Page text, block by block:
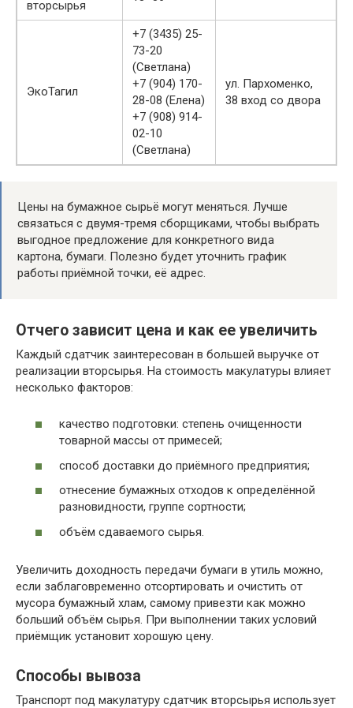
вторсырья
ЭкоТагил
+7 (3435) 25-
73-20
(Светлана)
+7 (904) 170-
28-08 (Елена)
+7 (908) 914-
02-10
(Светлана)
ул. Пархоменко,
38 вход со двора
Цены на бумажное сырьё могут меняться. Лучше
связаться с двумя-тремя сборщиками, чтобы выбрать
выгодное предложение для конкретного вида
картона, бумаги. Полезно будет уточнить график
работы приёмной точки, её адрес.
Отчего зависит цена и как ее увеличить
Каждый сдатчик заинтересован в большей выручке от
реализации вторсырья. На стоимость макулатуры влияет
несколько факторов:
качество подготовки: степень очищенности
товарной массы от примесей;
способ доставки до приёмного предприятия;
отнесение бумажных отходов к определённой
разновидности, группе сортности;
объём сдаваемого сырья.
Увеличить доходность передачи бумаги в утиль можно,
если заблаговременно отсортировать и очистить от
мусора бумажный хлам, самому привезти как можно
больший объём сырья. При выполнении таких условий
приёмщик установит хорошую цену.
Способы вывоза
Транспорт под макулатуру сдатчик вторсырья использует